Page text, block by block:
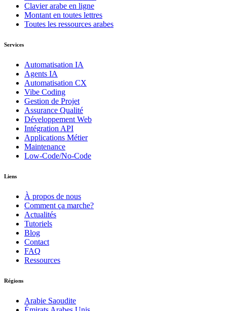
Clavier arabe en ligne
Montant en toutes lettres
Toutes les ressources arabes
Services
Automatisation IA
Agents IA
Automatisation CX
Vibe Coding
Gestion de Projet
Assurance Qualité
Développement Web
Intégration API
Applications Métier
Maintenance
Low-Code/No-Code
Liens
À propos de nous
Comment ça marche?
Actualités
Tutoriels
Blog
Contact
FAQ
Ressources
Régions
Arabie Saoudite